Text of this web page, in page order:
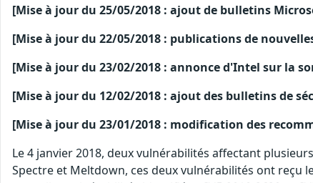
[Mise à jour du 25/05/2018 : ajout de bulletins
[Mise à jour du 22/05/2018 : publications de
[Mise à jour du 23/02/2018 : annonce d'Intel sur la
[Mise à jour du 12/02/2018 : ajout des bulletins de
[Mise à jour du 23/01/2018 : modification des
Le 4 janvier 2018, deux vulnérabilités affectant
Spectre et Meltdown, ces deux vulnérabilités ont reçu